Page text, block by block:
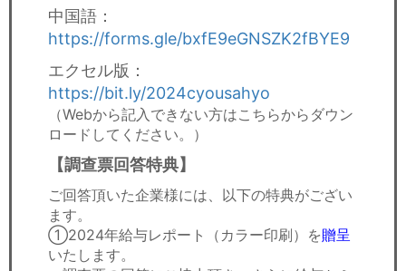
中国語：
https://forms.gle/bxfE9eGNSZK2fBYE9
エクセル版：
https://bit.ly/2024cyousahyo
（Webから記入できない方はこちらからダウン
ロードしてください。）
【調查票回答特典】
ご回答頂いた企業様には、以下の特典がござい
ます。
①2024年給与レポート（カラー印刷）を贈呈
いたします。